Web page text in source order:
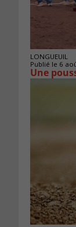
LONGUEUIL
Publié le 6
Une